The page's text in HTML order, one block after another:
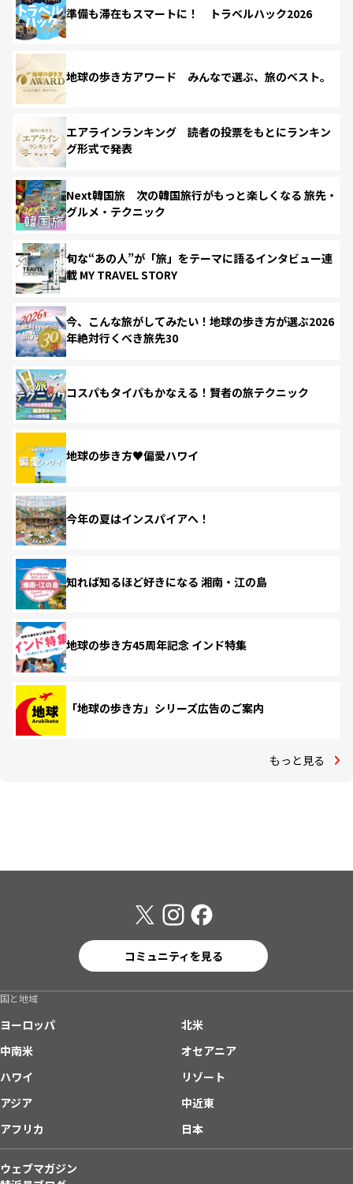
準備も滞在もスマートに！ トラベルハック2026
地球の歩き方アワード みんなで選ぶ、旅のベスト。
エアラインランキング 読者の投票をもとにランキン
グ形式で発表
Next韓国旅 次の韓国旅行がもっと楽しくなる 旅先・
グルメ・テクニック
旬な“あの人”が「旅」をテーマに語るインタビュー連
載 MY TRAVEL STORY
今、こんな旅がしてみたい！地球の歩き方が選ぶ2026
年絶対行くべき旅先30
コスパもタイパもかなえる！賢者の旅テクニック
地球の歩き方♥偏愛ハワイ
今年の夏はインスパイアへ！
知れば知るほど好きになる 湘南・江の島
地球の歩き方45周年記念 インド特集
「地球の歩き方」シリーズ広告のご案内
もっと見る
コミュニティを見る
国と地域
ヨーロッパ
北米
中南米
オセアニア
ハワイ
リゾート
アジア
中近東
アフリカ
日本
ウェブマガジン